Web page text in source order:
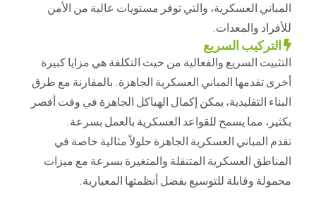
المباني العسكرية، والتي توفر مستويات عالية من الأمن
للأفراد والمعدات.
التركيب السريع
التثبيت السريع والفعالية من حيث التكلفة هي مزايا كبيرة
أخرى تقدمها المباني العسكرية الجاهزة. بالمقارنة مع طرق
البناء التقليدية، يمكن إكمال الهياكل الجاهزة في وقت أقصر
بكثير، مما يسمح للقواعد العسكرية بالعمل بسرعة.
تقدم المباني العسكرية الجاهزة حلولاً مثالية خاصة في
المناطق العسكرية المتنقلة والمتغيرة بسرعة مع ميزات
محمولة وقابلة للتوسيع بفضل أنظمتها المعيارية.